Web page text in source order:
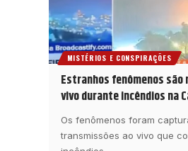
MISTÉRIOS E CONSPIRAÇÕES
Estranhos fenômenos
vivo durante incêndios na
Os fenômenos foram
transmissões ao vivo que